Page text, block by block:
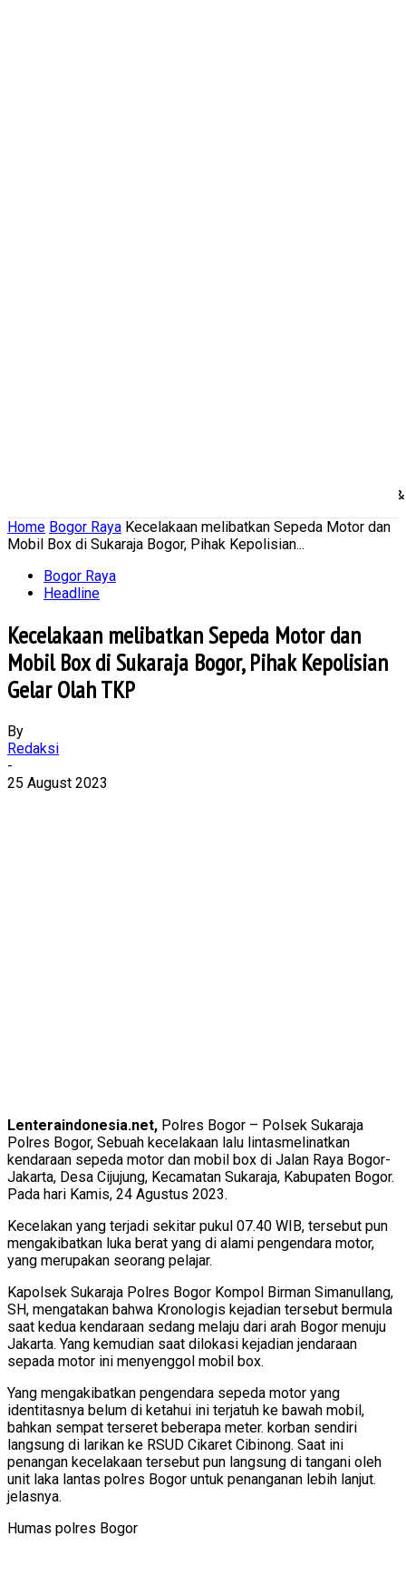
Politik
Home Bogor Raya Kecelakaan melibatkan Sepeda Motor dan
Mobil Box di Sukaraja Bogor, Pihak Kepolisian...
Bogor Raya
Headline
Kecelakaan melibatkan Sepeda Motor dan
Mobil Box di Sukaraja Bogor, Pihak Kepolisian
Gelar Olah TKP
By
Redaksi
-
25 August 2023
Lenteraindonesia.net, Polres Bogor – Polsek Sukaraja
Polres Bogor, Sebuah kecelakaan lalu lintasmelinatkan
kendaraan sepeda motor dan mobil box di Jalan Raya Bogor-
Jakarta, Desa Cijujung, Kecamatan Sukaraja, Kabupaten Bogor.
Pada hari Kamis, 24 Agustus 2023.
Kecelakan yang terjadi sekitar pukul 07.40 WIB, tersebut pun
mengakibatkan luka berat yang di alami pengendara motor,
yang merupakan seorang pelajar.
Kapolsek Sukaraja Polres Bogor Kompol Birman Simanullang,
SH, mengatakan bahwa Kronologis kejadian tersebut bermula
saat kedua kendaraan sedang melaju dari arah Bogor menuju
Jakarta. Yang kemudian saat dilokasi kejadian jendaraan
sepada motor ini menyenggol mobil box.
Yang mengakibatkan pengendara sepeda motor yang
identitasnya belum di ketahui ini terjatuh ke bawah mobil,
bahkan sempat terseret beberapa meter. korban sendiri
langsung di larikan ke RSUD Cikaret Cibinong. Saat ini
penangan kecelakaan tersebut pun langsung di tangani oleh
unit laka lantas polres Bogor untuk penanganan lebih lanjut.
jelasnya.
Humas polres Bogor